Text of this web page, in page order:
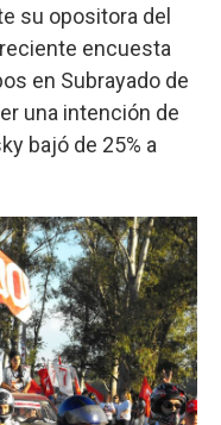
su opositora del
encuesta
en Subrayado de
una intención de
bajó de 25% a